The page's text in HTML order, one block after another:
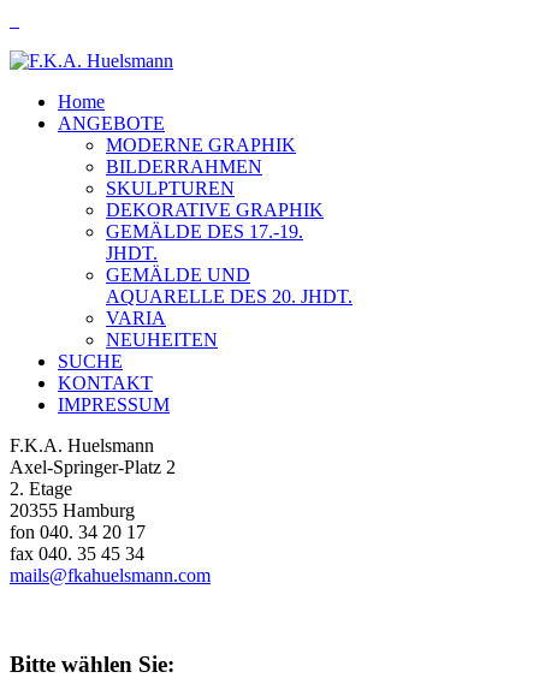
Home
ANGEBOTE
MODERNE GRAPHIK
BILDERRAHMEN
SKULPTUREN
DEKORATIVE GRAPHIK
GEMÄLDE DES 17.-19.
JHDT.
GEMÄLDE UND
AQUARELLE DES 20. JHDT.
VARIA
NEUHEITEN
SUCHE
KONTAKT
IMPRESSUM
F.K.A. Huelsmann
Axel-Springer-Platz 2
2. Etage
20355 Hamburg
fon 040. 34 20 17
fax 040. 35 45 34
mails@fkahuelsmann.com
Bitte wählen Sie: